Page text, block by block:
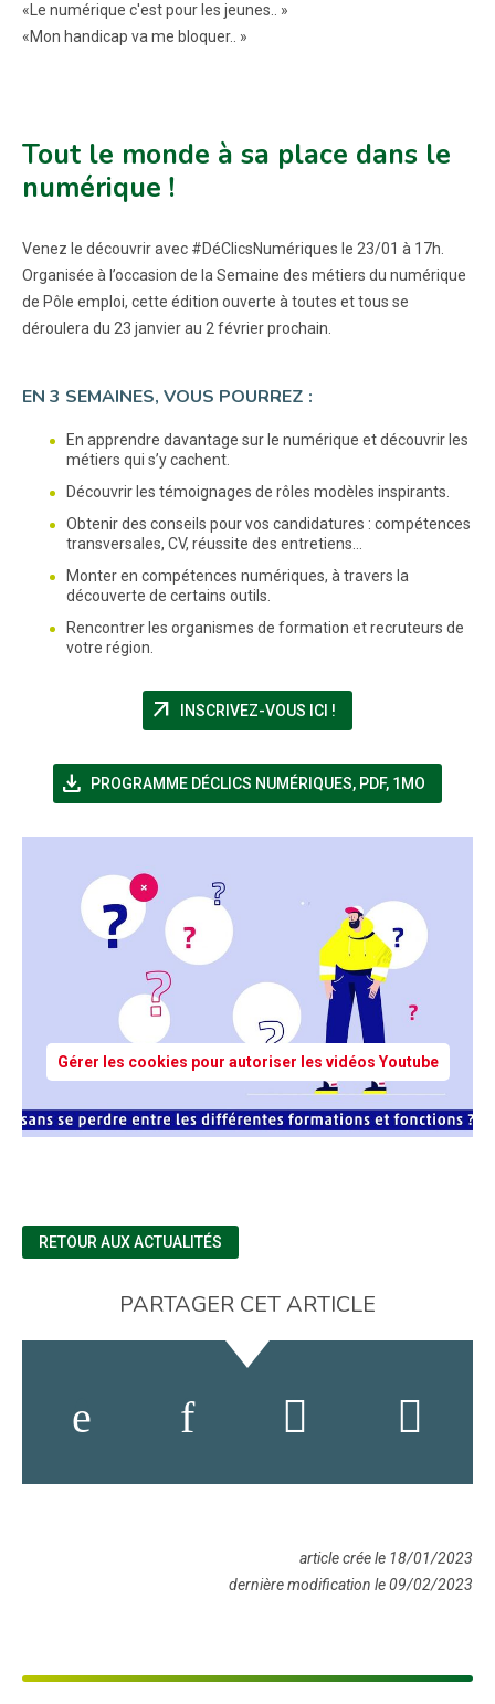
«Le numérique c'est pour les jeunes.. »
«Mon handicap va me bloquer.. »
Tout le monde à sa place dans le
numérique !
Venez le découvrir avec #DéClicsNumériques le 23/01 à 17h.
Organisée à l’occasion de la Semaine des métiers du numérique
de Pôle emploi, cette édition ouverte à toutes et tous se
déroulera du 23 janvier au 2 février prochain.
EN 3 SEMAINES, VOUS POURREZ :
En apprendre davantage sur le numérique et découvrir les
métiers qui s’y cachent.
Découvrir les témoignages de rôles modèles inspirants.
Obtenir des conseils pour vos candidatures : compétences
transversales, CV, réussite des entretiens…
Monter en compétences numériques, à travers la
découverte de certains outils.
Rencontrer les organismes de formation et recruteurs de
votre région.
arrow_outward INSCRIVEZ-VOUS ICI !
file_download PROGRAMME DÉCLICS NUMÉRIQUES (NOUVELLE
, PDF, 1MO
Gérer les cookies pour autoriser les vidéos Youtube
RETOUR AUX ACTUALITÉS
PARTAGER CET ARTICLE
article crée le 18/01/2023
dernière modification le 09/02/2023